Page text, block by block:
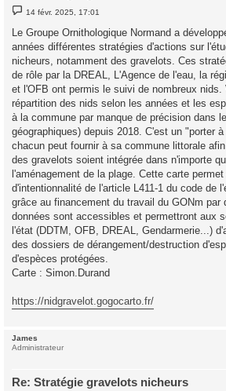
M
e
s
a
g
e
14 févr. 2025, 17:01
Le Groupe Ornithologique Normand a
années différentes stratégies d'actions sur
nicheurs, notamment des gravelots. Ces
de rôle par la DREAL, L'Agence de l'eau, la
et l'OFB ont permis le suivi de nombreux nids.
répartition des nids selon les années et les
à la commune par manque de précision dans
géographiques) depuis 2018. C'est un "porter
chacun peut fournir à sa commune littorale
des gravelots soient intégrée dans n'importe
l'aménagement de la plage. Cette carte
d'intentionnalité de l'article L411-1 du code de
grâce au financement du travail du GONm par
données sont accessibles et permettront aux
l'état (DDTM, OFB, DREAL, Gendarmerie...)
des dossiers de dérangement/destruction
d'espèces protégées.
Carte : Simon.Durand
https://nidgravelot.gogocarto.fr/
James
Administrateur
Re: Stratégie gravelots nicheurs